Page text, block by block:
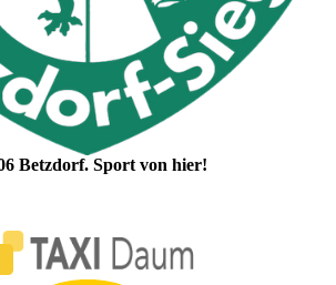
Betzdorf. Sport von hier!